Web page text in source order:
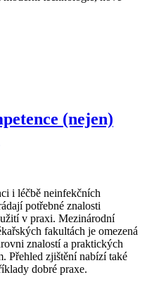
(nejen)
i léčbě neinfekčních
potřebné znalosti
v praxi. Mezinárodní
fakultách je omezená
znalostí a praktických
Přehled zjištění nabízí také
dobré praxe.